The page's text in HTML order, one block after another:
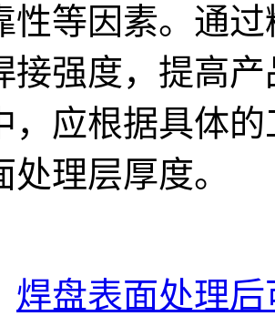
性等因素。通
接强度，提高
，应根据具体
理层厚度。
焊盘表面处理